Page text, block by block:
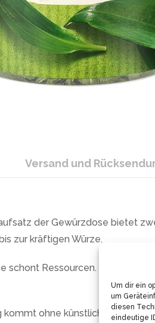
Um dir ein
um
diesen
eindeutige
Versand und
der Gewürzdose bietet
zur kräftigen Würze.
schont Ressourcen. Das
kommt ohne künstliche Zusätze